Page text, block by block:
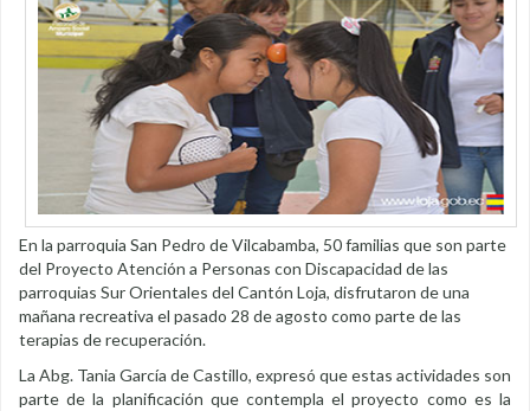
En la parroquia San Pedro de Vilcabamba, 50 familias que son parte
del Proyecto Atención a Personas con Discapacidad de las
parroquias Sur Orientales del Cantón Loja, disfrutaron de una
mañana recreativa el pasado 28 de agosto como parte de las
terapias de recuperación.
La Abg. Tania García de Castillo, expresó que estas actividades son
parte de la planificación que contempla el proyecto como es la